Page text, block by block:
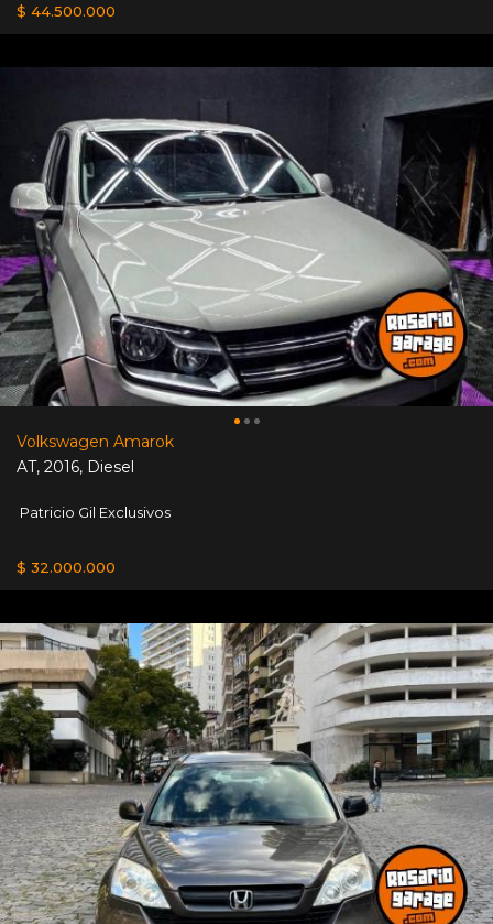
$ 44.500.000
Volkswagen Amarok
AT, 2016, Diesel
Patricio Gil Exclusivos
$ 32.000.000